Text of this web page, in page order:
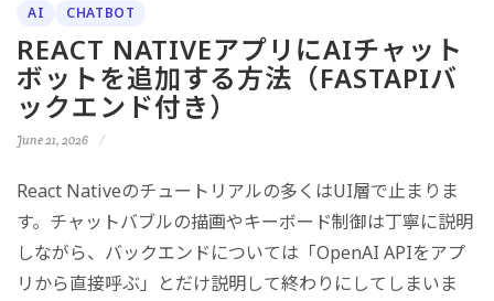
AI CHATBOT
REACT NATIVEアプリにAIチャット
ボットを追加する方法（FASTAPIバ
ックエンド付き）
June 21, 2026
React Nativeのチュートリアルの多くはUI層で止まりま
す。チャットバブルの描画やキーボード制御は丁寧に説明
しながら、バックエンドについては「OpenAI APIをアプ
リから直接呼ぶ」とだけ説明して終わりにしてしまいま